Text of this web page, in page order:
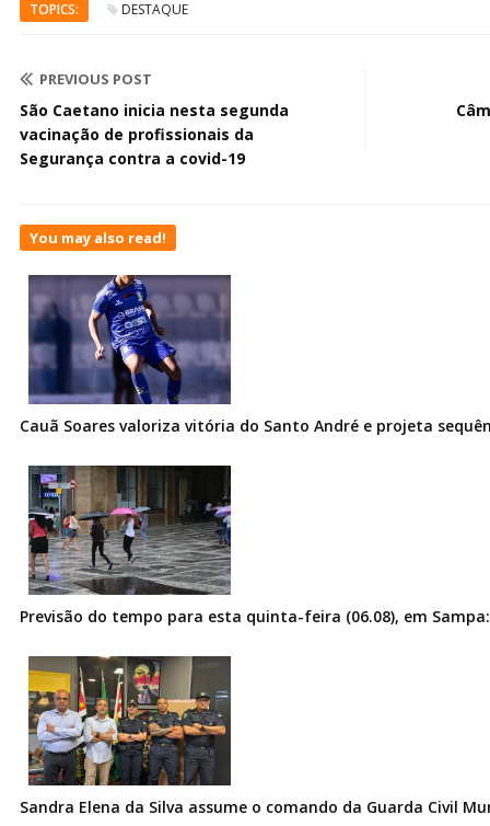
TOPICS: DESTAQUE
PREVIOUS POST
São Caetano inicia nesta segunda
vacinação de profissionais da
Segurança contra a covid-19
You may also read!
Cauã Soares valoriza vitória do Santo André e projeta
Previsão do tempo para esta quinta-feira (06.08), em
Sandra Elena da Silva assume o comando da Guarda Civil